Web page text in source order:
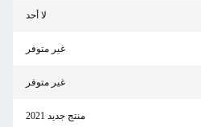
لا أحد
غير متوفر
غير متوفر
منتج جديد 2021